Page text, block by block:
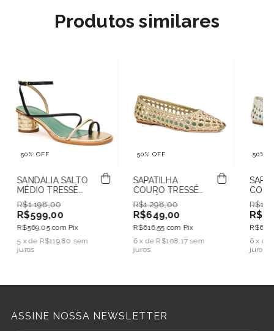
Produtos similares
50% OFF
SANDÁLIA SALTO
MÉDIO TRESSÊ
CELESTE PRETO E
CHAMPAGNE
R$1.198,00
R$599,00
R$569,05com Pix
5 x de R$119,80 sem
juros
50% OFF
SAPATILHA
COURO TRESSÊ
MAITÊ
CHAMPAGNE
R$1.298,00
R$649,00
R$616,55com Pix
6 x deR$108,17 sem
juros
50%
6 x de
juros
ASSINE NOSSA NEWSLETTER